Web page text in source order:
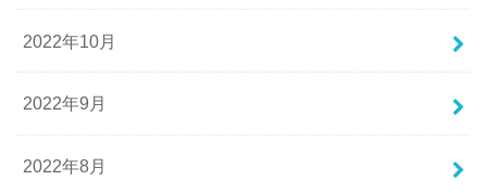
2022年10月
2022年9月
2022年8月